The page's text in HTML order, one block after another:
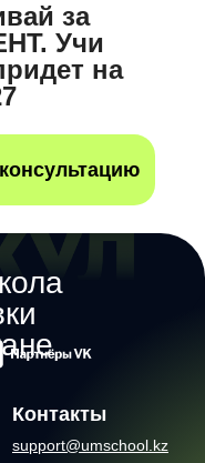
за
Учи
на
Контакты
support@umschool.kz